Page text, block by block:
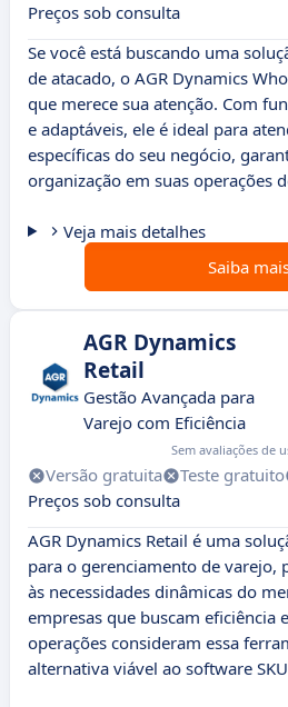
Preços sob consulta
Se você está buscando uma
de atacado, o AGR Dynamics
que merece sua atenção. Com
e adaptáveis, ele é ideal para
específicas do seu negócio,
organização em suas operações
Veja mais detalhes
Saiba
AGR Dynamics
Retail
Gestão Avançada para
Varejo com Eficiência
Sem avaliações de
Versão gratuita Teste gratuito
Preços sob consulta
AGR Dynamics Retail é uma
para o gerenciamento de varejo,
às necessidades dinâmicas do
empresas que buscam eficiência
operações consideram essa
alternativa viável ao software